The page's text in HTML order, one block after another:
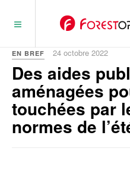
EN BREF 24 octobre 2022
Des aides
aménagées
touchées par
normes de